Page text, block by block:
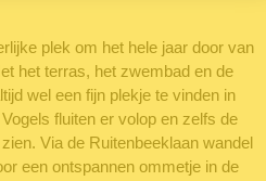
plek om het hele jaar door van
het terras, het zwembad en de
wel een fijn plekje te vinden in
fluiten er volop en zelfs de
Via de Ruitenbeeklaan wandel
een ontspannen ommetje in de